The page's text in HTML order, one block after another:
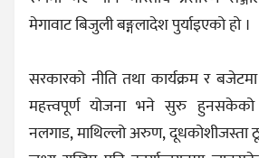
मेगावाट बिजुली बङ्गलादेश पुर्याइएको हो ।
सरकारको नीति तथा कार्यक्रम र
महत्त्वपूर्ण योजना भने सुरु
नलगाड, माथिल्लो अरुण, दूधकोशीजस्ता